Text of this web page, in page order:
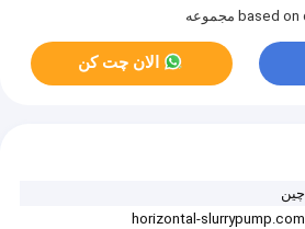
الان چت کن
چین
horizontal-slurrypump.com